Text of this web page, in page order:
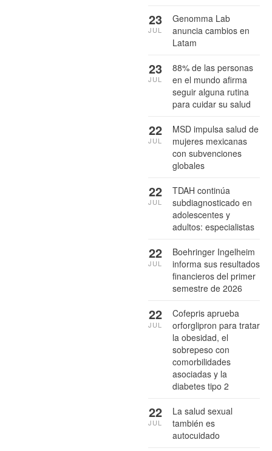
Genomma Lab
anuncia cambios en
Latam
23
JUL
88% de las personas
en el mundo afirma
seguir alguna rutina
para cuidar su salud
23
JUL
MSD impulsa salud de
mujeres mexicanas
con subvenciones
globales
22
JUL
TDAH continúa
subdiagnosticado en
adolescentes y
adultos: especialistas
22
JUL
Boehringer Ingelheim
informa sus resultados
financieros del primer
semestre de 2026
22
JUL
Cofepris aprueba
orforglipron para tratar
la obesidad, el
sobrepeso con
comorbilidades
asociadas y la
diabetes tipo 2
22
JUL
La salud sexual
también es
autocuidado
22
JUL